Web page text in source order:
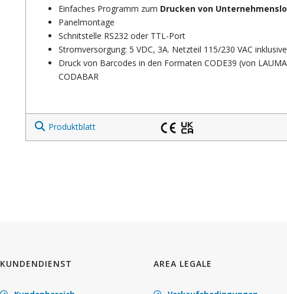
Einfaches Programm zum Drucken von
Panelmontage
Schnitstelle RS232 oder TTL-Port
Stromversorgung: 5 VDC, 3A. Netzteil 115/230 VAC
Druck von Barcodes in den Formaten CODE39 (von
CODABAR
Produktblatt
KUNDENDIENST AREA LEGALE